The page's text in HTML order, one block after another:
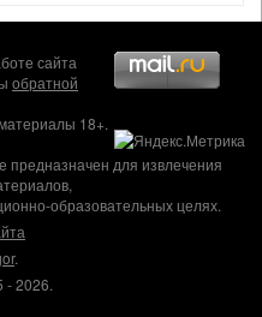
сайта
обратной
18+.
предназначен для извлечения
образовательных целях.
.
- 2026.